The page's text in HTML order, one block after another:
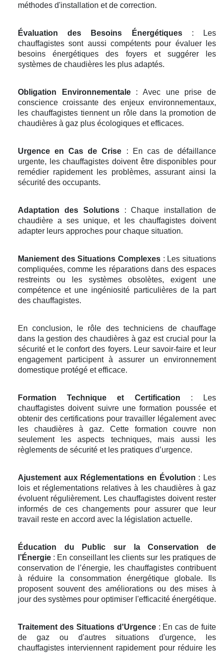
méthodes d'installation et de correction.
Évaluation des Besoins Énergétiques: Les
chauffagistes sont aussi compétents pour évaluer les
besoins énergétiques des foyers et suggérer les
systèmes de chaudières les plus adaptés.
Obligation Environnementale: Avec une prise de
conscience croissante des enjeux environnementaux,
les chauffagistes tiennent un rôle dans la promotion de
chaudières à gaz plus écologiques et efficaces.
Urgence en Cas de Crise : En cas de défaillance
urgente, les chauffagistes doivent être disponibles pour
remédier rapidement les problèmes, assurant ainsi la
sécurité des occupants.
Adaptation des Solutions: Chaque installation de
chaudière a ses unique, et les chauffagistes doivent
adapter leurs approches pour chaque situation.
Maniement des Situations Complexes : Les situations
compliquées, comme les réparations dans des espaces
restreints ou les systèmes obsolètes, exigent une
compétence et une ingéniosité particulières de la part
des chauffagistes.
En conclusion, le rôle des techniciens de chauffage
dans la gestion des chaudières à gaz est crucial pour la
sécurité et le confort des foyers. Leur savoir-faire et leur
engagement participent à assurer un environnement
domestique protégé et efficace.
Formation Technique et Certification : Les
chauffagistes doivent suivre une formation poussée et
obtenir des certifications pour travailler légalement avec
les chaudières à gaz. Cette formation couvre non
seulement les aspects techniques, mais aussi les
règlements de sécurité et les pratiques d’urgence.
Ajustement aux Réglementations en Évolution : Les
lois et réglementations relatives à les chaudières à gaz
évoluent régulièrement. Les chauffagistes doivent rester
informés de ces changements pour assurer que leur
travail reste en accord avec la législation actuelle.
Éducation du Public sur la Conservation de
l’Énergie : En conseillant les clients sur les pratiques de
conservation de l’énergie, les chauffagistes contribuent
à réduire la consommation énergétique globale. Ils
proposent souvent des améliorations ou des mises à
jour des systèmes pour optimiser l'efficacité énergétique.
Traitement des Situations d'Urgence: En cas de fuite
de gaz ou d'autres situations d'urgence, les
chauffagistes interviennent rapidement pour réduire les